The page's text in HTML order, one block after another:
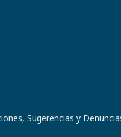
Sugerencias y